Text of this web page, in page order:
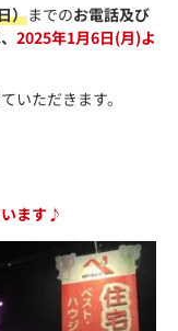
）までのお電話及び
2025年1月6日(月)よ
いただきます。
ます♪